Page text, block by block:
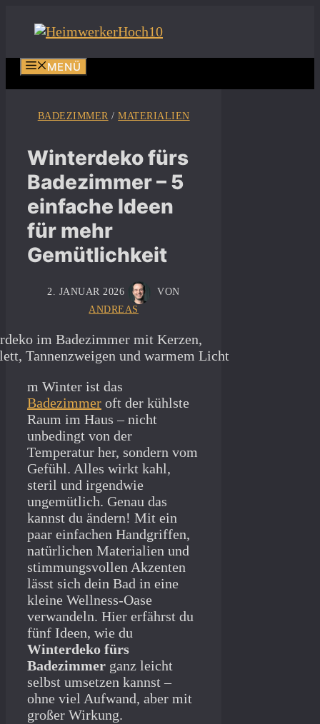
Inhalt
MENÜ
BADEZIMMER /MATERIALIEN
Winterdeko fürs
Badezimmer – 5
einfache Ideen
für mehr
Gemütlichkeit
2. JANUAR 2026
VON
ANDREAS
m Winter ist das
Badezimmer oft der kühlste
Raum im Haus – nicht
unbedingt von der
Temperatur her, sondern vom
Gefühl. Alles wirkt kahl,
steril und irgendwie
ungemütlich. Genau das
kannst du ändern! Mit ein
paar einfachen Handgriffen,
natürlichen Materialien und
stimmungsvollen Akzenten
lässt sich dein Bad in eine
kleine Wellness-Oase
verwandeln. Hier erfährst du
fünf Ideen, wie du
Winterdeko fürs
Badezimmer ganz leicht
selbst umsetzen kannst –
ohne viel Aufwand, aber mit
großer Wirkung.